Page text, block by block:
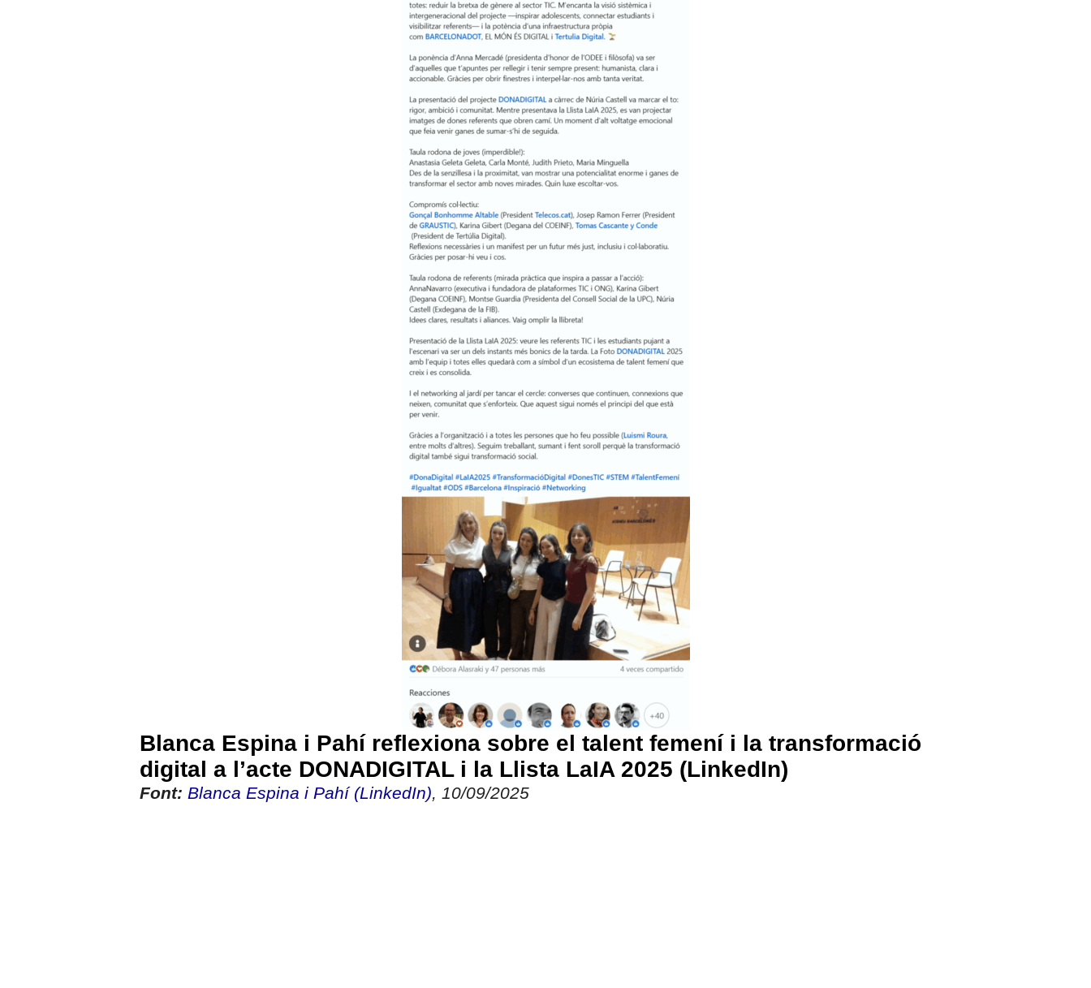
Blanca Espina i Pahí reflexiona sobre el talent femení i la transformació
digital a l’acte DONADIGITAL i la Llista LaIA 2025 (LinkedIn)
Font: Blanca Espina i Pahí (LinkedIn), 10/09/2025